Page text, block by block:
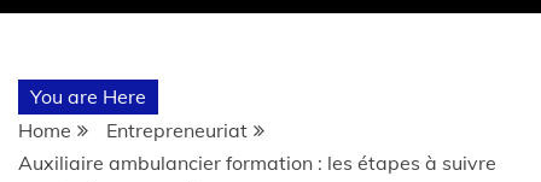
You are Here
Home
Entrepreneuriat
Auxiliaire ambulancier formation : les étapes à suivre